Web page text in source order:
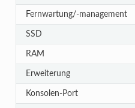
Fernwartung/-management
SSD
RAM
Erweiterung
Konsolen-Port